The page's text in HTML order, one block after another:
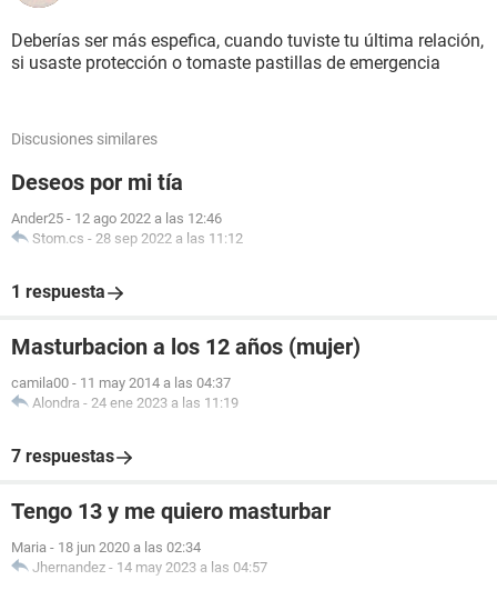
Deberías ser más espefica, cuando tuviste tu última relación,
si usaste protección o tomaste pastillas de emergencia
Discusiones similares
Deseos por mi tía
Ander25 - 12 ago 2022 a las 12:46
Stom.cs - 28 sep 2022 a las 11:12
1 respuesta
Masturbacion a los 12 años (mujer)
camila00 - 11 may 2014 a las 04:37
Alondra - 24 ene 2023 a las 11:19
7 respuestas
Tengo 13 y me quiero masturbar
Maria - 18 jun 2020 a las 02:34
Jhernandez - 14 may 2023 a las 04:57